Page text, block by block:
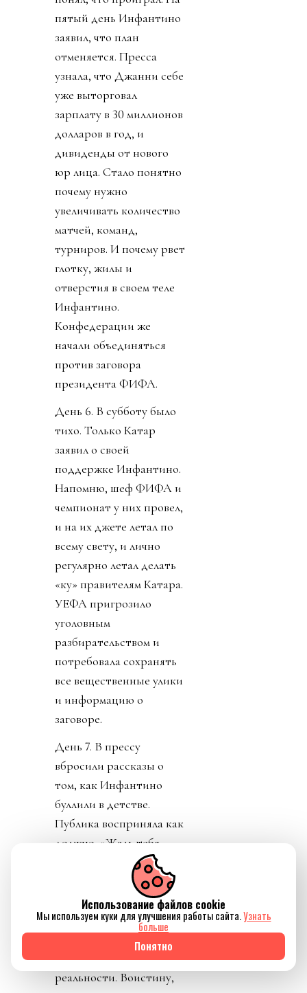
пятый день Инфантино
заявил, что план
отменяется. Пресса
узнала, что Джанни себе
уже выторговал
зарплату в 30 миллионов
долларов в год, и
дивиденды от нового
юр лица. Стало понятно
почему нужно
увеличивать количество
матчей, команд,
турниров. И почему рвет
глотку, жилы и
отверстия в своем теле
Инфантино.
Конфедерации же
начали объединяться
против заговора
президента ФИФА.
День 6. В субботу было
тихо. Только Катар
заявил о своей
поддержке Инфантино.
Напомню, шеф ФИФА и
чемпионат у них провел,
и на их джете летал по
всему свету, и лично
регулярно летал делать
«ку» правителям Катара.
УЕФА пригрозило
уголовным
разбирательством и
потребовала сохранять
все вещественные улики
и информацию о
заговоре.
День 7. В прессу
вбросили рассказы о
том, как Инфантино
буллили в детстве.
Публика восприняла как
должно. «Жаль тебя.
Теперь проваливай». У
тирана не только не
получилось разыграть
карту жертвы, но и
обнажило тотальный
отрыв диктатора от
реальности. Воистину,
Использование файлов cookie
Мы используем куки для улучшения работы сайта.Узнать
больше
Понятно